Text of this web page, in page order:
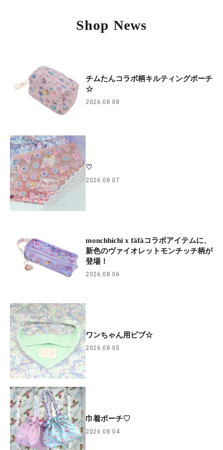
Shop News
チムたんコラボ柄キルティングポーチ
☆
2026.08.08
♡
2026.08.07
monchhichi x fäfäコラボアイテムに、
新色のヴァイオレットモンチッチ柄が
登場！
2026.08.06
ワンちゃん用ビブ☆
2026.08.05
巾着ポーチ♡
2026.08.04